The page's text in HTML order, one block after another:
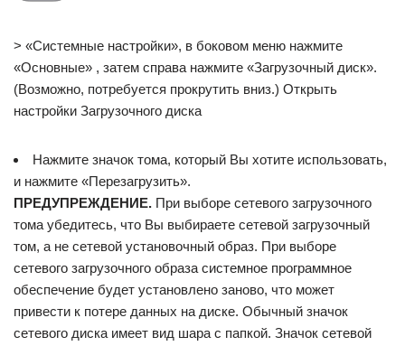
> «Системные настройки», в боковом меню нажмите
«Основные» , затем справа нажмите «Загрузочный диск».
(Возможно, потребуется прокрутить вниз.) Открыть
настройки Загрузочного диска
Нажмите значок тома, который Вы хотите использовать,
и нажмите «Перезагрузить».
ПРЕДУПРЕЖДЕНИЕ. При выборе сетевого загрузочного
тома убедитесь, что Вы выбираете сетевой загрузочный
том, а не сетевой установочный образ. При выборе
сетевого загрузочного образа системное программное
обеспечение будет установлено заново, что может
привести к потере данных на диске. Обычный значок
сетевого диска имеет вид шара с папкой. Значок сетевой